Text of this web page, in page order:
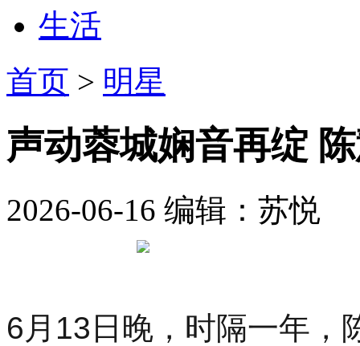
生活
首页 > 明星
声动蓉城娴音再绽
2026-06-16 编辑：苏悦
6月13日晚，时隔一年，